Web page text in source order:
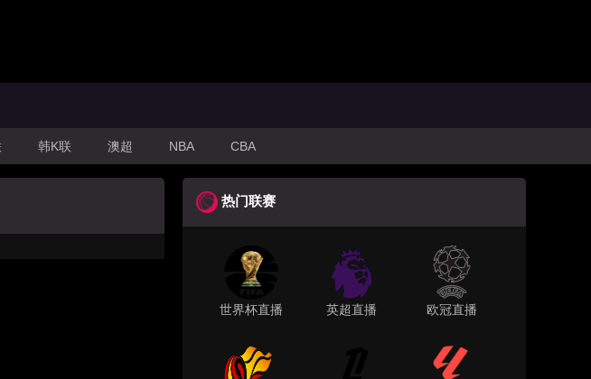
韩K联 澳超 NBA CBA
热门联赛
世界杯直播 英超直播 欧冠直播